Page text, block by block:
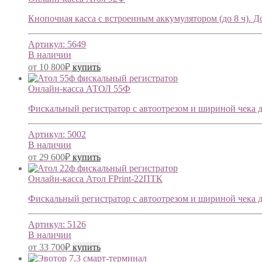
Кнопочная касса с встроенным аккумулятором (до 8 ч).
Артикул: 5649
В наличии
от 10 800₽ купить
Онлайн-касса АТОЛ 55Ф
Фискальный регистратор с автоотрезом и шириной
Артикул: 5002
В наличии
от 29 600₽ купить
Онлайн-касса Атол FPrint-22ПТК
Фискальный регистратор с автоотрезом и шириной чека
Артикул: 5126
В наличии
от 33 700₽ купить